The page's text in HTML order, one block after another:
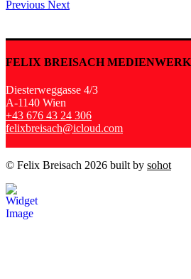
Previous Next
FELIX BREISACH
Diesterweggasse 4/3
A-1140 Wien
+43 676 43 24 306
felixbreisach@icloud.com
© Felix Breisach 2026 built by sohot